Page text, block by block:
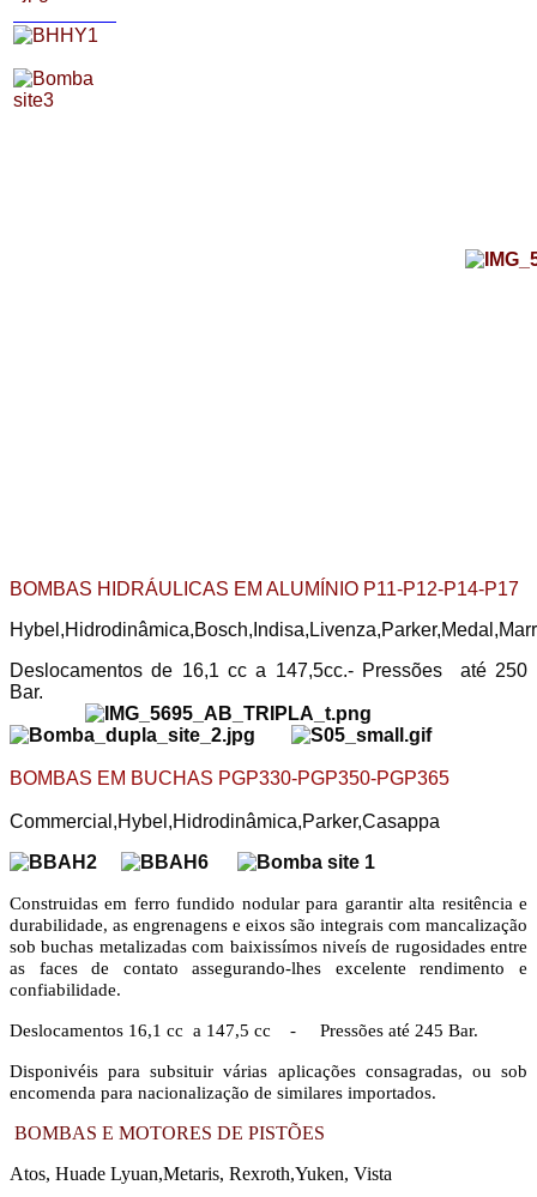
BOMBAS HIDRÁULICAS EM ALUMÍNIO P11-P12-P14-P17
Deslocamentos de 16,1 cc a 147,5cc.- Pressões até 250
Bar.
BOMBAS EM BUCHAS PGP330-PGP350-PGP365
Commercial,Hybel,Hidrodinâmica,Parker,Casappa
Construidas em ferro fundido nodular para garantir alta resitência e
durabilidade, as engrenagens e eixos são integrais com mancalização
sob buchas metalizadas com baixissímos niveís de rugosidades entre
as faces de contato assegurando-lhes excelente rendimento e
confiabilidade.
Deslocamentos 16,1 cc a 147,5 cc - Pressões até 245 Bar.
Disponivéis para subsituir várias aplicações consagradas, ou sob
encomenda para nacionalização de similares importados.
BOMBAS E MOTORES DE PISTÕES
Atos, Huade Lyuan,Metaris, Rexroth,Yuken, Vista